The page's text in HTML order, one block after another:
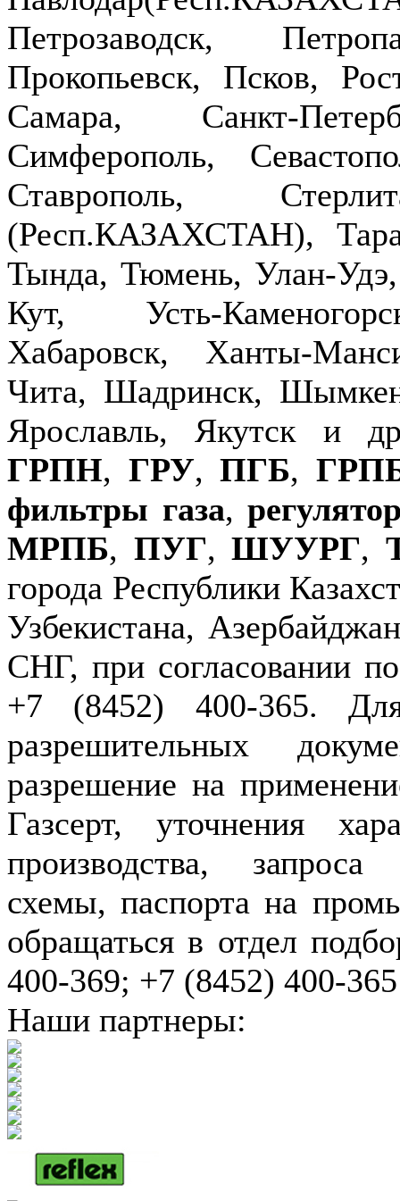
Петрозаводск,
Прокопьевск, Псков,
Самара, Санкт-
Симферополь,
Ставрополь,
(Респ.КАЗАХСТАН),
Тында, Тюмень, Улан-
Кут, Усть-
Хабаровск, Ханты-
Чита, Шадринск,
Ярославль, Якутск и
ГРПН, ГРУ,ПГБ,
фильтры газа,
МРПБ, ПУГ,ШУУРГ,
города Республики
Узбекистана,
СНГ, при согласовании
+7 (8452) 400-365.
разрешительных
разрешение на
Газсерт, уточнения
производства,
схемы, паспорта на
обращаться в отдел
400-369; +7 (8452) 400-365
Наши партнеры: